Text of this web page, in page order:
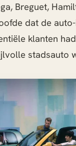
Breguet,
dat de
klanten
stadsauto